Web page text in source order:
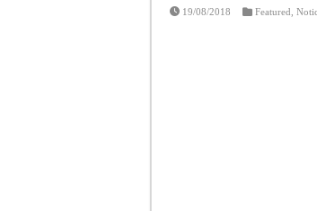
19/08/2018 Featured